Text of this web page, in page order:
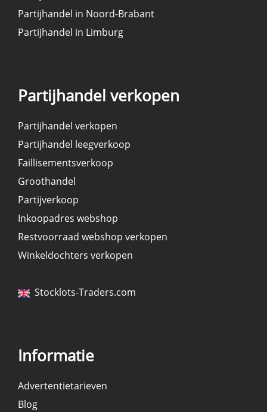
Partijhandel in Noord-Brabant
Partijhandel in Limburg
Partijhandel verkopen
Partijhandel verkopen
Partijhandel leegverkoop
Faillisementsverkoop
Groothandel
Partijverkoop
Inkoopadres webshop
Restvoorraad webshop verkopen
Winkeldochters verkopen
Stocklots-Traders.com
Informatie
Advertentietarieven
Blog